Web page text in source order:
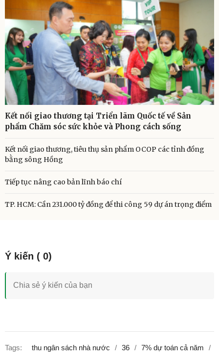
Kết nối giao thương tại Triển lãm Quốc tế về Sản
phẩm Chăm sóc sức khỏe và Phong cách sống
Kết nối giao thương, tiêu thụ sản phẩm OCOP các tỉnh đồng
bằng sông Hồng
Tiếp tục nâng cao bản lĩnh báo chí
TP. HCM: Cần 231.000 tỷ đồng để thi công 59 dự án trọng điểm
Tags: thu ngân sách nhà nước 36 7% dự toán cả năm